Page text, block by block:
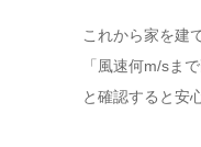
これから家を建
「風速何m/sま
と確認すると安